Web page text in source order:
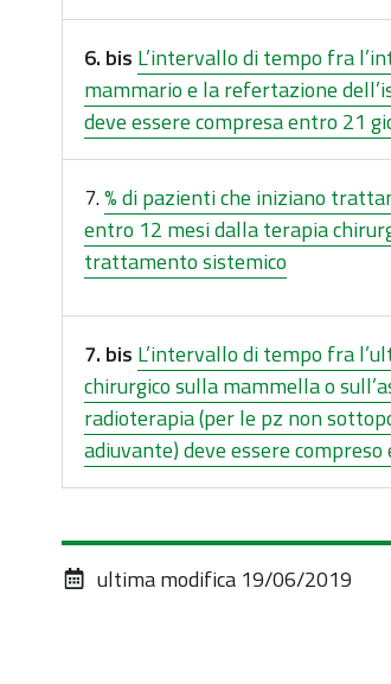
6. bis L’intervallo di tempo fra
mammario e la refertazione
deve essere compresa entro 21
7.% di pazienti che iniziano
entro 12 mesi dalla terapia
trattamento sistemico
7. bis L’intervallo di tempo fra
chirurgico sulla mammella o
radioterapia (per le pz non
adiuvante) deve essere
ultima modifica 19/06/2019